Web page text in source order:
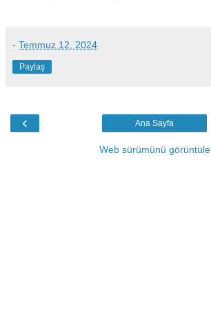
- Temmuz 12, 2024
Paylaş
‹ Ana Sayfa
Web sürümünü görüntüle